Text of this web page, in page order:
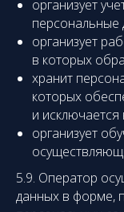
организует
персональные
организует
в которых
хранит
которых
и
организует
5.9. Оператор
данных в форме,